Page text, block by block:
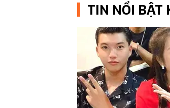
TIN NỔI BẬT